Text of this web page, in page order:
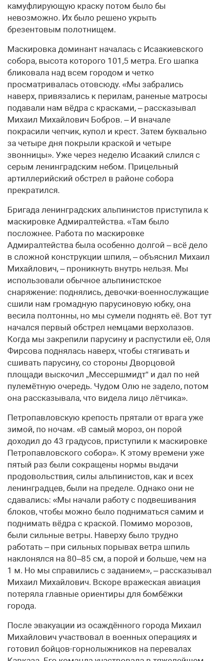
камуфлирующую краску потом было бы
невозможно. Их было решено укрыть
брезентовым полотнищем.
Маскировка доминант началась с Исаакиевского
собора, высота которого 101,5 метра. Его шапка
бликовала над всем городом и четко
просматривалась отовсюду. «Мы забрались
наверх, привязались к перилам, раненые матросы
подавали нам вёдра с красками, – рассказывал
Михаил Михайлович Бобров. – И вначале
покрасили чепчик, купол и крест. Затем буквально
за четыре дня покрыли краской и четыре
звонницы». Уже через неделю Исаакий слился с
серым ленинградским небом. Прицельный
артиллерийский обстрел в районе собора
прекратился.
Бригада ленинградских альпинистов приступила к
маскировке Адмиралтейства. «Там было
посложнее. Работа по маскировке
Адмиралтейства была особенно долгой – всё дело
в сложной конструкции шпиля, – объяснил Михаил
Михайлович, – проникнуть внутрь нельзя. Мы
использовали обычное альпинистское
снаряжение: поднялись, девочки-военнослужащие
сшили нам громадную парусиновую юбку, она
весила полтонны, но мы сумели поднять её. Вот тут
начался первый обстрел немцами верхолазов.
Когда мы закрепили парусину и распустили её, Оля
Фирсова поднялась наверх, чтобы стягивать и
сшивать парусину, со стороны Дворцовой
площади выскочил „Мессершмидт“ и дал по ней
пулемётную очередь. Чудом Олю не задело, потом
она рассказывала, что видела лицо лётчика».
Петропавловскую крепость прятали от врага уже
зимой, по ночам. «В самый мороз, он порой
доходил до 43 градусов, приступили к маскировке
Петропавловского собора». К этому времени уже
пятый раз были сокращены нормы выдачи
продовольствия, силы альпинистов, как и всех
ленинградцев, были на пределе. Однако они не
сдавались: «Мы начали работу с подвешивания
блоков, чтобы можно было подниматься самим и
поднимать вёдра с краской. Помимо морозов,
были сильные ветры. Наверху было трудно
работать – при сильных порывах ветра шпиль
наклонялся на 80–85 см, а порой и больше, чем на
1 м. Но мы справились с заданием», – рассказывал
Михаил Михайлович. Вскоре вражеская авиация
потеряла главные ориентиры для бомбёжки
города.
После эвакуации из осаждённого города Михаил
Михайлович участвовал в военных операциях и
готовил бойцов-горнолыжников на перевалах